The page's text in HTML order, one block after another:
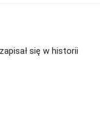
się w historii